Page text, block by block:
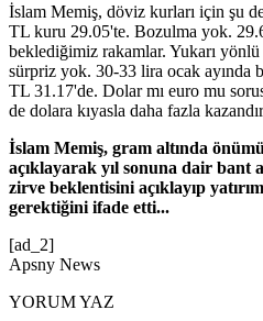
İslam Memiş, döviz kurları için şu
TL kuru 29.05'te. Bozulma yok.
beklediğimiz rakamlar. Yukarı
sürpriz yok. 30-33 lira ocak ayında
TL 31.17'de. Dolar mı euro mu
de dolara kıyasla daha fazla
İslam Memiş, gram altında
açıklayarak yıl sonuna dair bant
zirve beklentisini açıklayıp
gerektiğini ifade etti...
[ad_2]
Apsny News
YORUM YAZ